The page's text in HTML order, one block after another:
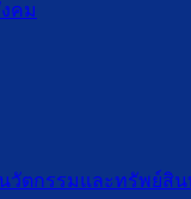
คม
วัตกรรมและทรัพย์สิ